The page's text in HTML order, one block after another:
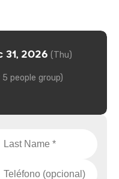
31, 2026 (Thu)
people group)